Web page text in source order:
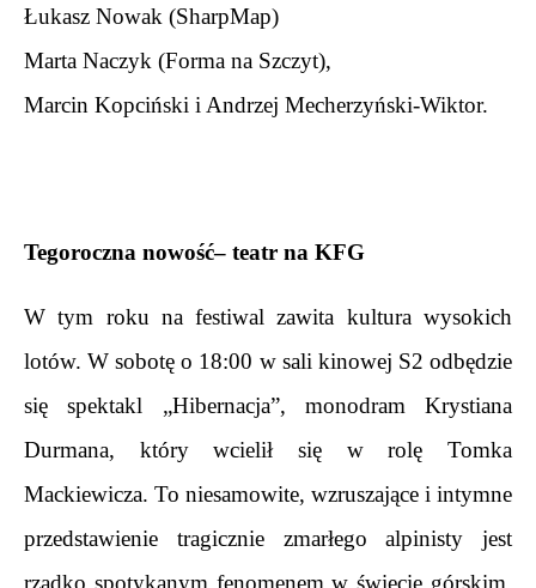
Łukasz Nowak (SharpMap)
Marta Naczyk (Forma na Szczyt),
Marcin Kopciński i Andrzej Mecherzyński-Wiktor.
Tegoroczna nowość– teatr na KFG
W tym roku na festiwal zawita kultura wysokich
lotów. W sobotę o 18:00 w sali kinowej S2 odbędzie
się spektakl „Hibernacja”, monodram Krystiana
Durmana, który wcielił się w rolę Tomka
Mackiewicza. To niesamowite, wzruszające i intymne
przedstawienie tragicznie zmarłego alpinisty jest
rzadko spotykanym fenomenem w świecie górskim,